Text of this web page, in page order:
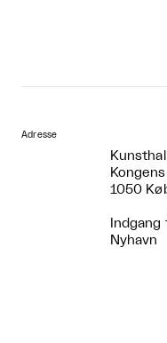
Adresse
1050
Nyhavn